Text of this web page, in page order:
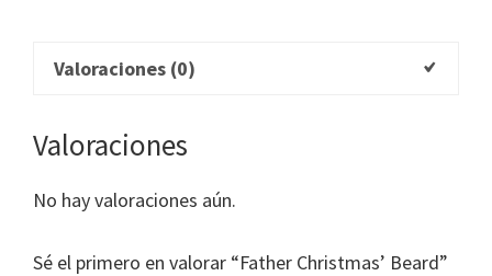
Valoraciones (0)
Valoraciones
No hay valoraciones aún.
Sé el primero en valorar “Father Christmas’ Beard”